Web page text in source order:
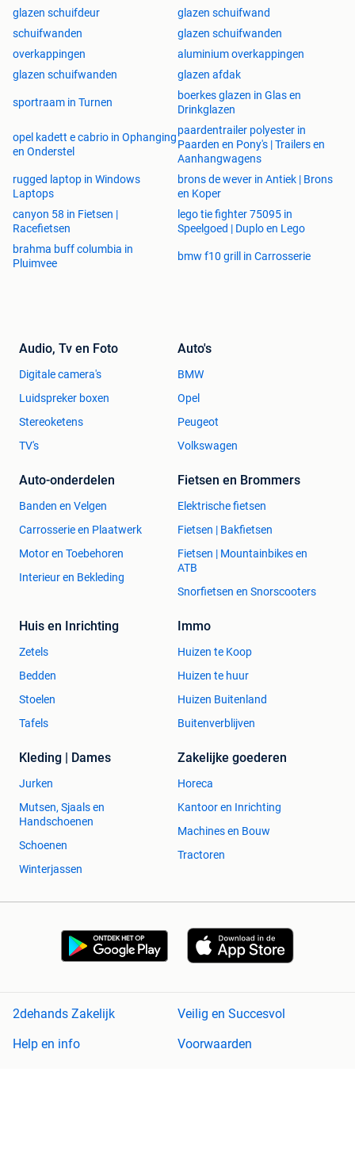
glazen schuifdeur
glazen schuifwand
schuifwanden
glazen schuifwanden
overkappingen
aluminium overkappingen
glazen schuifwanden
glazen afdak
sportraam in Turnen
boerkes glazen in Glas en
Drinkglazen
opel kadett e cabrio in Ophanging
en Onderstel
paardentrailer polyester in
Paarden en Pony's | Trailers en
Aanhangwagens
rugged laptop in Windows
Laptops
brons de wever in Antiek | Brons
en Koper
canyon 58 in Fietsen |
Racefietsen
lego tie fighter 75095 in
Speelgoed | Duplo en Lego
brahma buff columbia in
Pluimvee
bmw f10 grill in Carrosserie
Audio, Tv en Foto
Digitale camera's
Luidspreker boxen
Stereoketens
TV's
Auto's
BMW
Opel
Peugeot
Volkswagen
Auto-onderdelen
Banden en Velgen
Carrosserie en Plaatwerk
Motor en Toebehoren
Interieur en Bekleding
Fietsen en Brommers
Elektrische fietsen
Fietsen | Bakfietsen
Fietsen | Mountainbikes en
ATB
Snorfietsen en Snorscooters
Huis en Inrichting
Zetels
Bedden
Stoelen
Tafels
Immo
Huizen te Koop
Huizen te huur
Huizen Buitenland
Buitenverblijven
Kleding | Dames
Jurken
Mutsen, Sjaals en
Handschoenen
Schoenen
Winterjassen
Zakelijke goederen
Horeca
Kantoor en Inrichting
Machines en Bouw
Tractoren
2dehands Zakelijk
Veilig en Succesvol
Help en info
Voorwaarden